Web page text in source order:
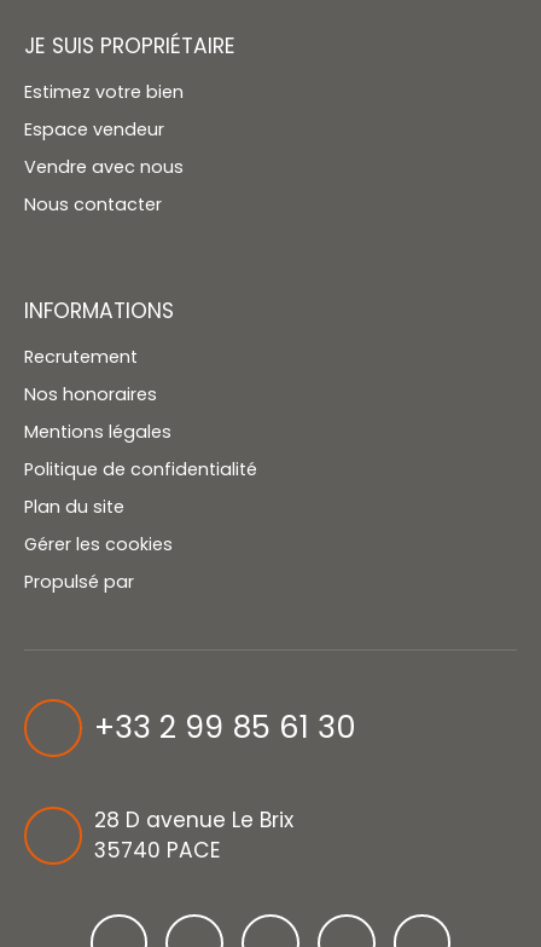
JE SUIS PROPRIÉTAIRE
Estimez votre bien
Espace vendeur
Vendre avec nous
Nous contacter
INFORMATIONS
Recrutement
Nos honoraires
Mentions légales
Politique de confidentialité
Plan du site
Gérer les cookies
Propulsé par
+33 2 99 85 61 30
28 D avenue Le Brix
35740 PACE